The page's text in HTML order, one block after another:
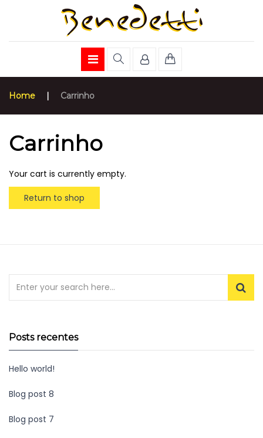
Home | Carrinho
Carrinho
Your cart is currently empty.
Return to shop
Posts recentes
Hello world!
Blog post 8
Blog post 7